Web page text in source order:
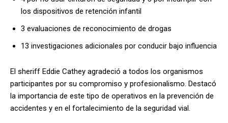
los dispositivos de retención infantil
3 evaluaciones de reconocimiento de drogas
13 investigaciones adicionales por conducir bajo influencia
El sheriff Eddie Cathey agradeció a todos los organismos
participantes por su compromiso y profesionalismo. Destacó
la importancia de este tipo de operativos en la prevención de
accidentes y en el fortalecimiento de la seguridad vial.